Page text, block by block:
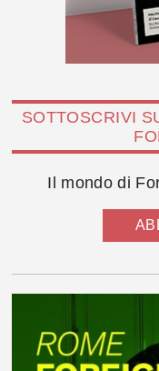
SOTTOSCRIVI
Il mondo di